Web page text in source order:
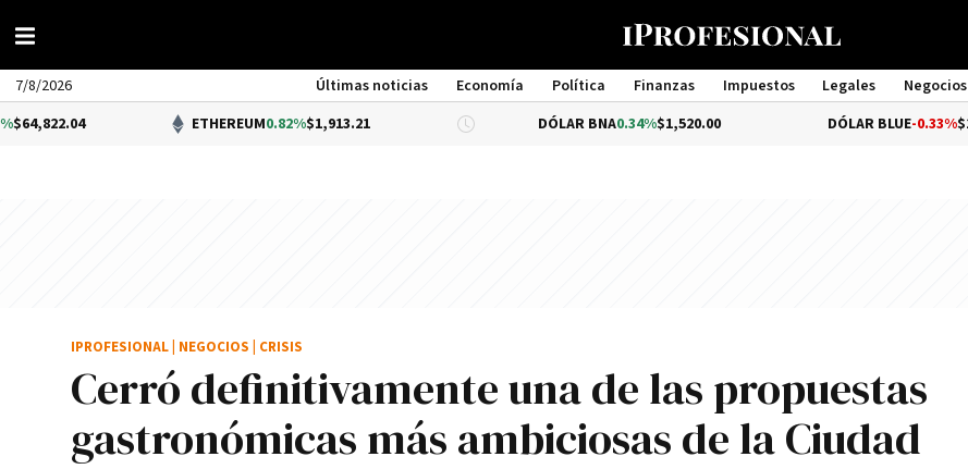
7/8/2026 Últimas noticias Economía Política Finanzas Impuestos Legales Negocios
Management
ETHEREUM0.82%$1,913.21 DÓLAR BNA 0.34%$1,520.00 -0.33%$1,540.00
Cerró definitivamente una de las propuestas
gastronómicas más ambiciosas de la Ciudad
IPROFESIONAL NEGOCIOS CRISIS